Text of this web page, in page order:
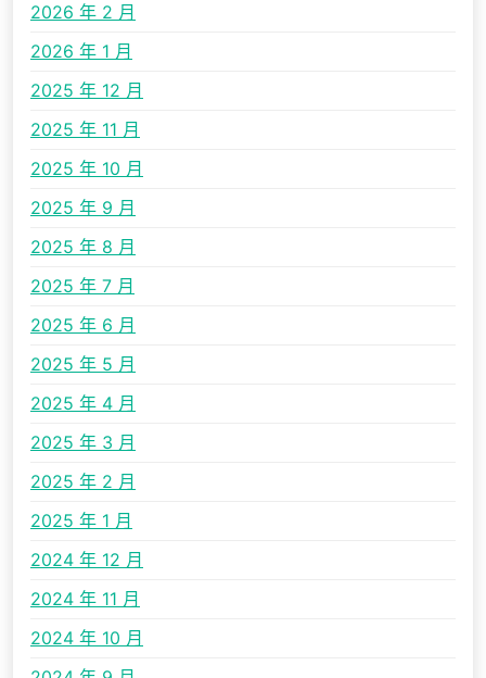
2026 年 2 月
2026 年 1 月
2025 年 12 月
2025 年 11 月
2025 年 10 月
2025 年 9 月
2025 年 8 月
2025 年 7 月
2025 年 6 月
2025 年 5 月
2025 年 4 月
2025 年 3 月
2025 年 2 月
2025 年 1 月
2024 年 12 月
2024 年 11 月
2024 年 10 月